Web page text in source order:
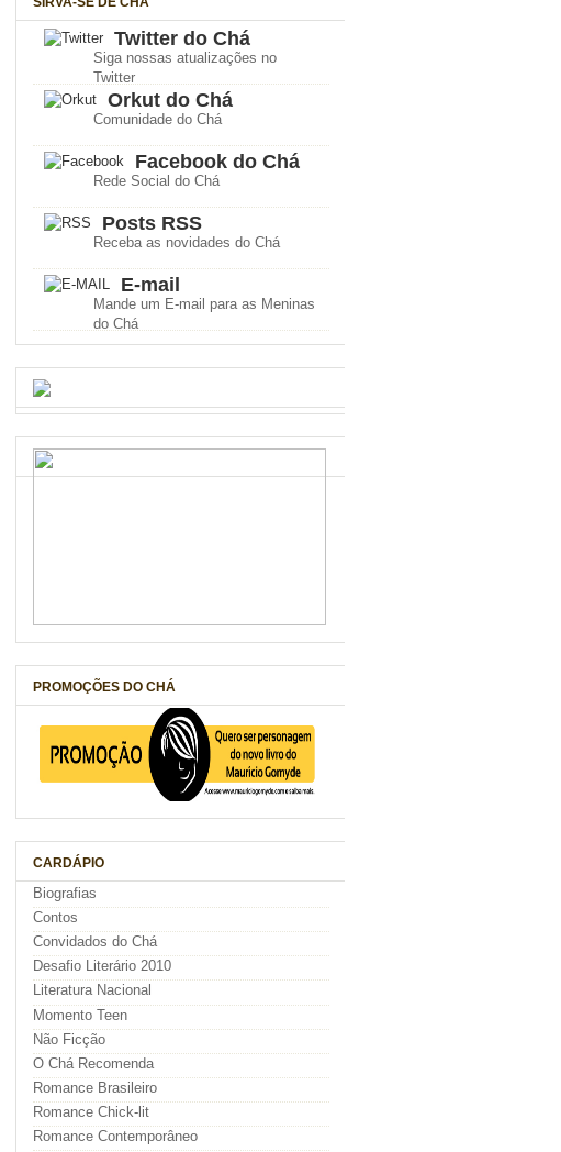
Twitter do Chá
Siga nossas atualizações no
Twitter
Orkut do Chá
Comunidade do Chá
Facebook do Chá
Rede Social do Chá
Posts RSS
Receba as novidades do Chá
E-mail
Mande um E-mail para as Meninas
do Chá
PROMOÇÕES DO CHÁ
CARDÁPIO
Biografias
Contos
Convidados do Chá
Desafio Literário 2010
Literatura Nacional
Momento Teen
Não Ficção
O Chá Recomenda
Romance Brasileiro
Romance Chick-lit
Romance Contemporâneo